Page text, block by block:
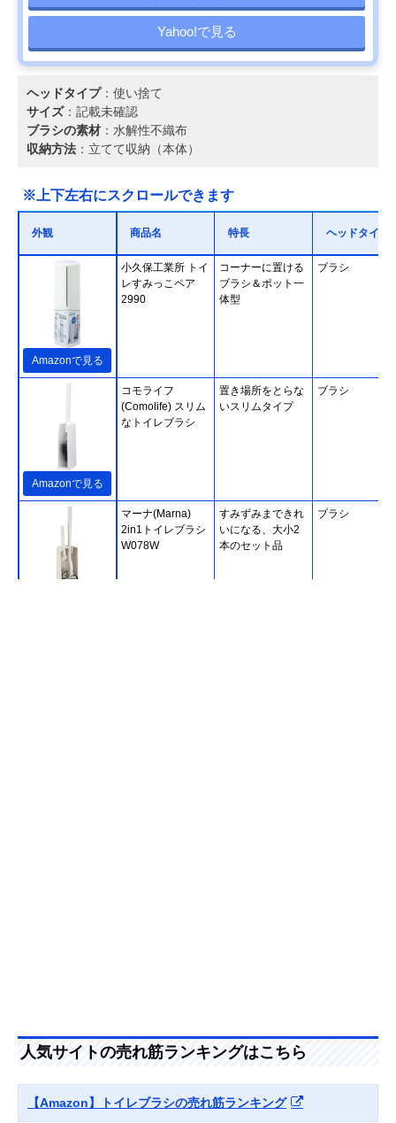
Yahoo!で見る
ヘッドタイプ：使い捨て
サイズ：記載未確認
ブラシの素材 ：水解性不織布
収納方法 ：立てて収納（本体）
※上下左右にスクロールできます
外観 商品名 特長 ヘッドタイプ
Amazonで見る
小久保工業所 トイ
レすみっこペア
2990
コーナーに置ける
ブラシ＆ポット一
体型
ブラシ
Amazonで見る
コモライフ
(Comolife) スリム
なトイレブラシ
置き場所をとらな
いスリムタイプ
ブラシ
マーナ(Marna)
2in1トイレブラシ
W078W
すみずみまできれ
いになる、大小2
本のセット品
ブラシ
トイレクリーナー
研磨タイプ
Amazonで見る
オーエ トイレブラ
シ ロングケース付
かがまずに掃除で
きる長い柄が特長
人気サイトの売れ筋ランキングはこちら
【Amazon】トイレブラシの売れ筋ランキング